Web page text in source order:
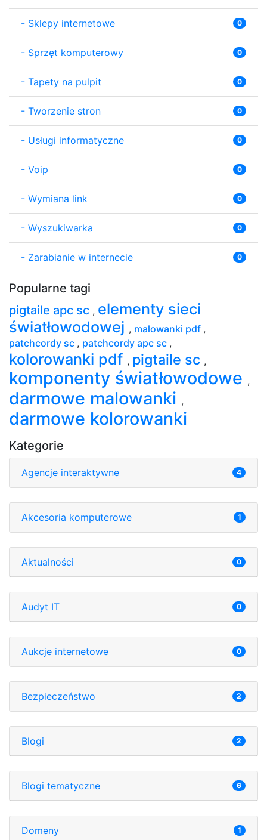
- Sklepy internetowe 0
- Sprzęt komputerowy 0
- Tapety na pulpit 0
- Tworzenie stron 0
- Usługi informatyczne 0
- Voip 0
- Wymiana link 0
- Wyszukiwarka 0
- Zarabianie w internecie 0
Popularne tagi
pigtaile apc sc , elementy sieci
światłowodowej , malowanki pdf ,
patchcordy sc , patchcordy apc sc ,
kolorowanki pdf , pigtaile sc ,
komponenty światłowodowe ,
darmowe malowanki ,
darmowe kolorowanki
Kategorie
Agencje interaktywne 4
Akcesoria komputerowe 1
Aktualności 0
Audyt IT 0
Aukcje internetowe 0
Bezpieczeństwo 2
Blogi 2
Blogi tematyczne 6
Domeny 1